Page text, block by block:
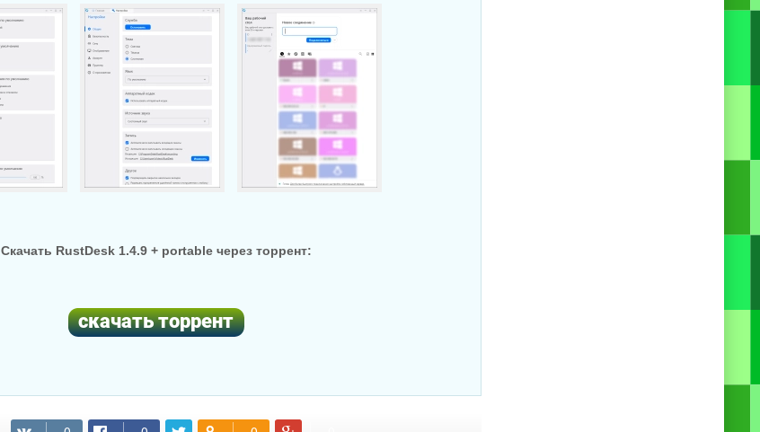
Скачать RustDesk 1.4.9 + portable через торрент:
(cкачиваний: 44)